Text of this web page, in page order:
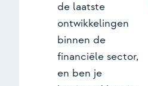
de laatste
ontwikkelingen
binnen de
financiële sector,
en ben je